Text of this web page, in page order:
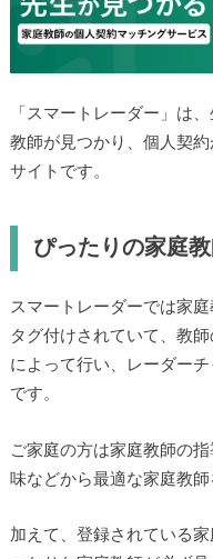
「スマートレーダー」は
教師が見つかり、個人契
サイトです。
ぴったりの家庭
スマートレーダーでは家
タグ付けされていて、教
によって行い、レーダー
です。
ご家庭の方は家庭教師の
味などから最適な家庭教
加えて、登録されている